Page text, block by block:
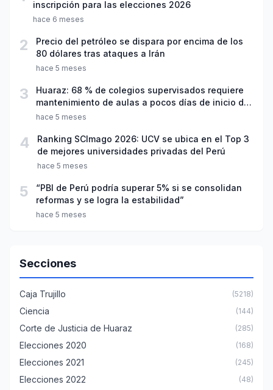
inscripción para las elecciones 2026
hace 6 meses
2
Precio del petróleo se dispara por encima de los
80 dólares tras ataques a Irán
hace 5 meses
3
Huaraz: 68 % de colegios supervisados requiere
mantenimiento de aulas a pocos días de inicio del
año escolar 2026
hace 5 meses
4
Ranking SCImago 2026: UCV se ubica en el Top 3
de mejores universidades privadas del Perú
hace 5 meses
5
“PBI de Perú podría superar 5% si se consolidan
reformas y se logra la estabilidad”
hace 5 meses
Secciones
Caja Trujillo (5218)
Ciencia (144)
Corte de Justicia de Huaraz (285)
Elecciones 2020 (168)
Elecciones 2021 (245)
Elecciones 2022 (48)